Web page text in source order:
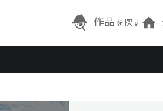
作品 を探す